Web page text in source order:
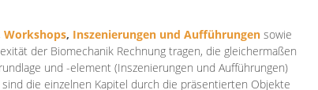
Workshops, Inszenierungen und Aufführungen sowie
der Biomechanik Rechnung tragen, die gleichermaßen
und -element (Inszenierungen und Aufführungen)
die einzelnen Kapitel durch die präsentierten Objekte